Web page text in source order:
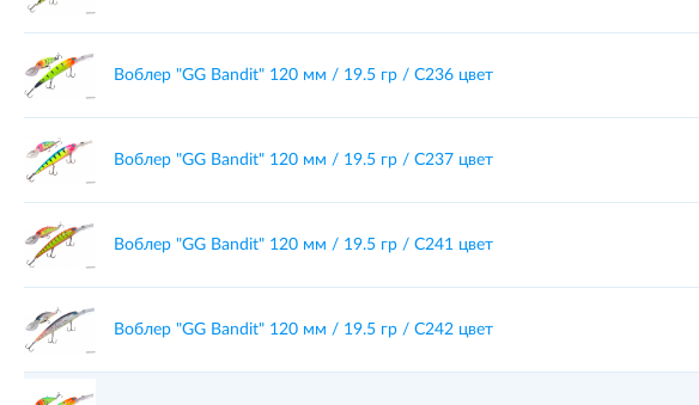
Воблер "GG Bandit" 120 мм / 19.5 гр / C236 цвет
Воблер "GG Bandit" 120 мм / 19.5 гр / C237 цвет
Воблер "GG Bandit" 120 мм / 19.5 гр / C241 цвет
Воблер "GG Bandit" 120 мм / 19.5 гр / C242 цвет